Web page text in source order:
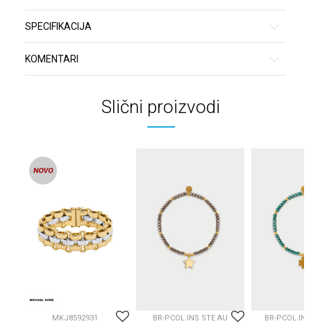
SPECIFIKACIJA
KOMENTARI
Slični proizvodi
MKJ8592931 BR-PCOL INS STE AU BR-PCOL